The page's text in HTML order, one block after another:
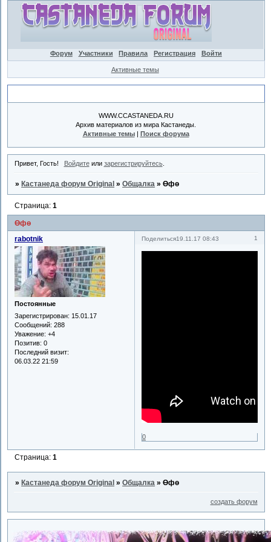
Форум Участники Правила Регистрация Войти
Активные темы
WWW.CCASTANEDA.RU
Архив материалов из мира Кастанеды.
Активные темы| Поиск форума
Привет, Гость! Войдитеили зарегистрируйтесь.
» Кастанеда форум Original »Общалка »Өфө
Өфө
Страница:1
Поделиться 1
19.11.17 08:43
rabotnik
Постоянные
Зарегистрирован: 15.01.17
Сообщений: 288
Уважение: +4
Позитив: 0
Последний визит:
06.03.22 21:59
0
Страница:1
»Кастанеда форум Original »Общалка »Өфө
создать форум